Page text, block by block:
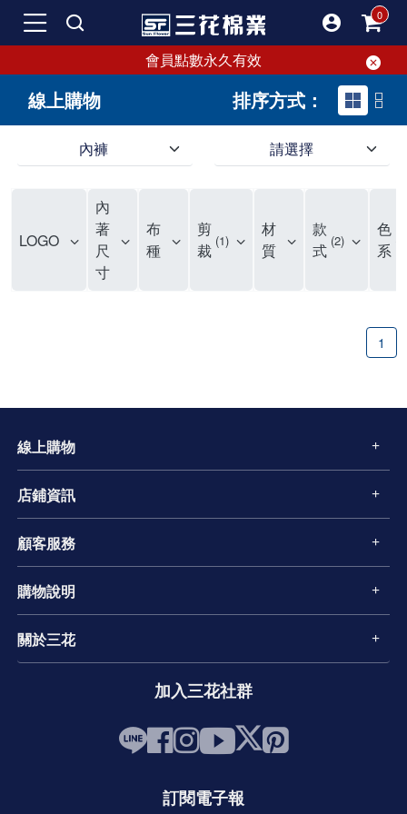
會員點數永久有效
線上購物 排序方式：
內褲 請選擇
LOGO
內
著
尺
寸
布
種
剪
裁 1
材
質
款
式 2
色
系
1
線上購物
店鋪資訊
顧客服務
購物說明
關於三花
加入三花社群
訂閱電子報